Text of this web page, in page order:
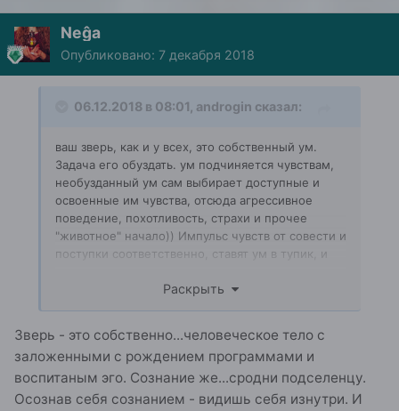
Neĝa
Опубликовано: 7 декабря 2018
06.12.2018 в 08:01, androgin сказал:
ваш зверь, как и у всех, это собственный ум.
Задача его обуздать. ум подчиняется чувствам,
необузданный ум сам выбирает доступные и
освоенные им чувства, отсюда агрессивное
поведение, похотливость, страхи и прочее
"животное" начало)) Импульс чувств от совести и
поступки соответственно, ставят ум в тупик, и
тем ум и обуздывается. Контролируя и овладевая
ОС открывает "реальности" для обретения
знаний о себе. Как так, кратко о уме.
Раскрыть
Зверь - это собственно...человеческое тело с
заложенными с рождением программами и
воспитаным эго. Сознание же...сродни подселенцу.
Осознав себя сознанием - видишь себя изнутри. И